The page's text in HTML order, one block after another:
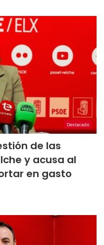
Destacado
de las
y acusa al
en gasto